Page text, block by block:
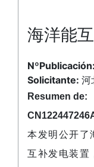
海洋能
NºPublicación:
Solicitante: 河
Resumen de:
本发明公开了
互补发电装置